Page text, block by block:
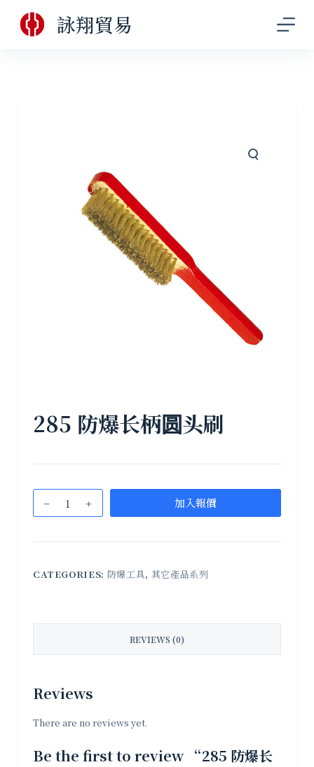
跳
至
詠翔貿易
285 防爆长柄圆头刷
加入報價
CATEGORIES: 防爆工具, 其它產品系列
REVIEWS (0)
Reviews
There are no reviews yet.
Be the first to review “285 防爆长